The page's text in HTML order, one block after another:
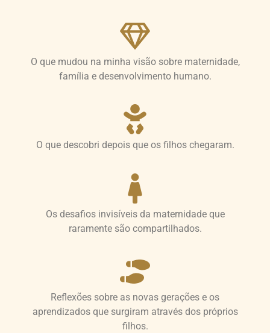
O que mudou na minha visão sobre maternidade,
família e desenvolvimento humano.
O que descobri depois que os filhos chegaram.
Os desafios invisíveis da maternidade que
raramente são compartilhados.
Reflexões sobre as novas gerações e os
aprendizados que surgiram através dos próprios
filhos.